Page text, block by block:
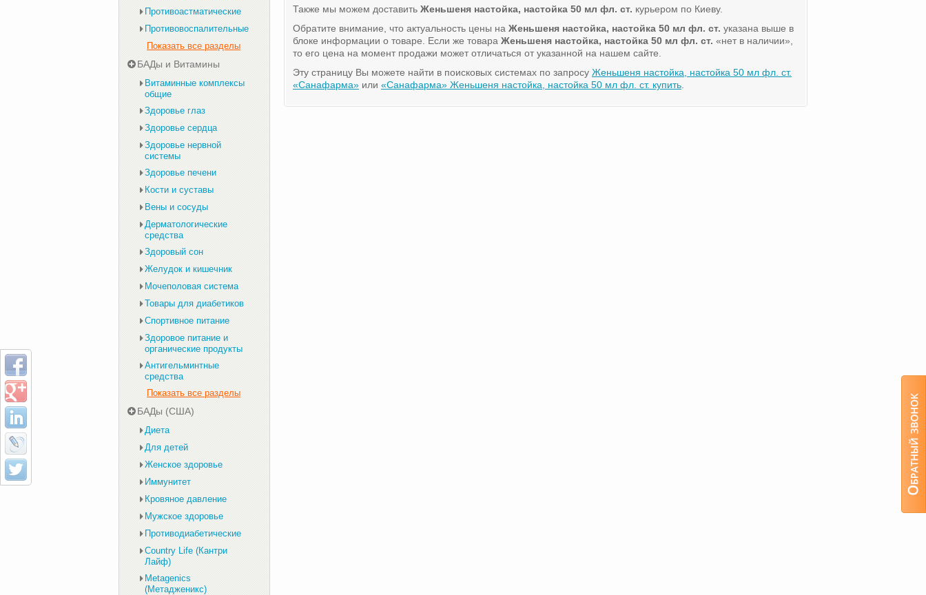
Также мы можем доставить Женьшеня настойка, настойка 50 мл фл. ст. курьером по Киеву.
Обратите внимание, что актуальность цены на Женьшеня настойка, настойка 50 мл фл. ст. указана выше в
блоке информации о товаре. Если же товара Женьшеня настойка, настойка 50 мл фл. ст. «нет в наличии»,
то его цена на момент продажи может отличаться от указанной на нашем сайте.
Эту страницу Вы можете найти в поисковых системах по запросу Женьшеня настойка, настойка 50 мл фл. ст.
«Санафарма» или «Санафарма» Женьшеня настойка, настойка 50 мл фл. ст. купить
Противоастматические
Противовоспалительные
Показать все разделы
БАДы и Витамины
Витаминные комплексы
общие
Здоровье глаз
Здоровье сердца
Здоровье нервной
системы
Здоровье печени
Кости и суставы
Вены и сосуды
Дерматологические
средства
Здоровый сон
Желудок и кишечник
Мочеполовая система
Товары для диабетиков
Спортивное питание
Здоровое питание и
органические продукты
Антигельминтные
средства
Показать все разделы
БАДы (США)
Диета
Для детей
Женское здоровье
Иммунитет
Кровяное давление
Мужское здоровье
Противодиабетические
Country Life (Кантри
Лайф)
Metagenics
(Метадженикс)